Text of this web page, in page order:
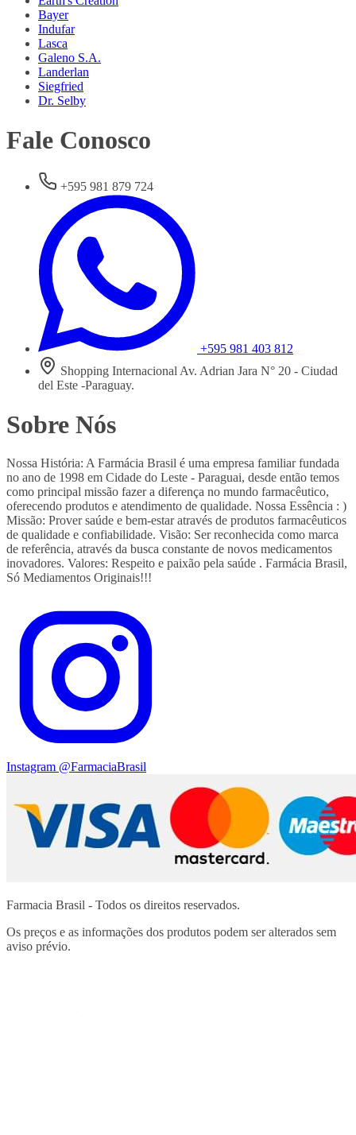
Bayer
Indufar
Lasca
Galeno S.A.
Landerlan
Siegfried
Dr. Selby
Fale Conosco
+595 981 879 724
+595 981 403 812
Shopping Internacional Av. Adrian Jara N° 20 - Ciudad
del Este -Paraguay.
Sobre Nós
Nossa História: A Farmácia Brasil é uma empresa familiar fundada
no ano de 1998 em Cidade do Leste - Paraguai, desde então temos
como principal missão fazer a diferença no mundo farmacêutico,
oferecendo produtos e atendimento de qualidade. Nossa Essência : )
Missão: Prover saúde e bem-estar através de produtos farmacêuticos
de qualidade e confiabilidade. Visão: Ser reconhecida como marca
de referência, através da busca constante de novos medicamentos
inovadores. Valores: Respeito e paixão pela saúde . Farmácia Brasil,
Só Mediamentos Originais!!!
Instagram @FarmaciaBrasil
Farmacia Brasil - Todos os direitos reservados.
Os preços e as informações dos produtos podem ser alterados sem
aviso prévio.